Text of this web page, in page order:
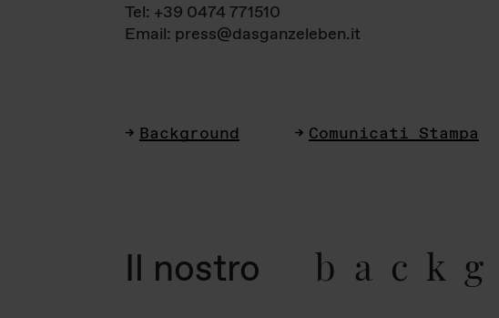
Tel: +39 0474 771510
Email: press@dasganzeleben.it
Background Comunicati Stampa
Il nostro